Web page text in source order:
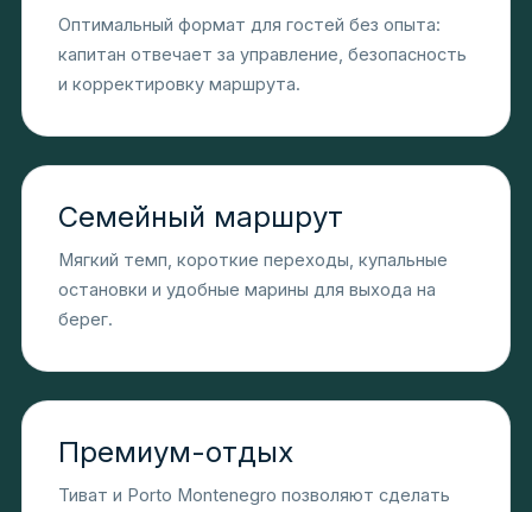
Оптимальный формат для гостей без опыта:
капитан отвечает за управление, безопасность
и корректировку маршрута.
Семейный маршрут
Мягкий темп, короткие переходы, купальные
остановки и удобные марины для выхода на
берег.
Премиум-отдых
Тиват и Porto Montenegro позволяют сделать